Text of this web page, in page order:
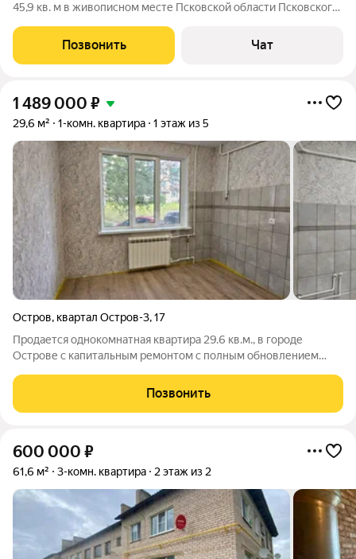
45,9 кв. м в живописном месте Псковской области Псковского
изолированных комнат 14,3 + 10,7 кв. м с двумя встроенными
шкафами. Вид из
Позвонить Чат
1 489 000 ₽
29,6 м² 1-комн. квартира 1 этаж из 5
Остров, квартал Остров-3,17
Продается однокомнатная квартира 29.6 кв.м., в городе
Острове с капитальным ремонтом с полным обновлением
заменена на медную, установлена новая сантехника,
современные стеклопакеты и металлическая
Позвонить
600 000 ₽
61,6 м² 3-комн. квартира 2 этаж из 2